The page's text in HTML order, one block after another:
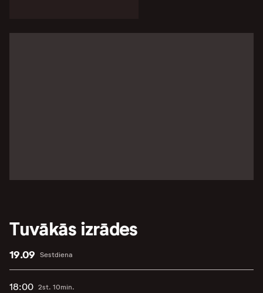
Tuvākās izrādes
Sestdiena
19.09
18:00 2st. 10min.